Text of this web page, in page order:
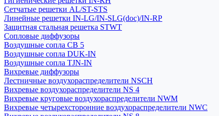
Сетчатые решетки AL/ST-STS
Линейные решетки IN-LG/IN-SLG(doc)/IN-RP
Защитная стальная решетка STWT
Сопловые диффузоры
Воздушные сопла СВ 5
Воздушные сопла DUK-IN
Воздушные сопла TJN-IN
Вихревые диффузоры
Лестничные воздухораспределители NSCH
Вихревые воздухораспределители NS 4
Вихревые круговые воздухораспределители NWM
Вихревые четырехсторонние воздухораспределители NWC